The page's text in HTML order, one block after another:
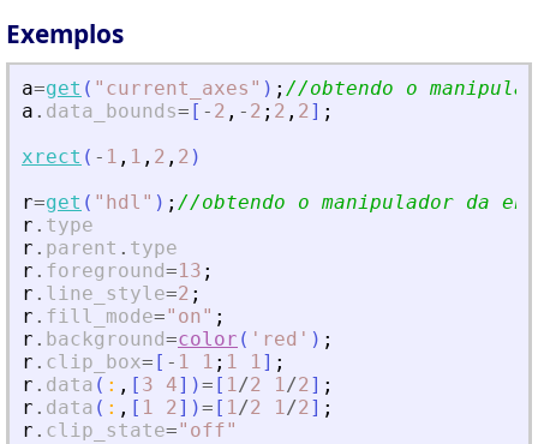
Exemplos
a=get ( " current_axes " ) ; //obtendo o
a . data_bounds= [ - 2 , - 2 ; 2 , 2] ;
xrect ( - 1 , 1 , 2 , 2 )
r=get ( " hdl " ) ; //obtendo o manipulador da
r . type
r . parent . type
r . foreground=13 ;
r . line_style=2 ;
r . fill_mode=" on" ;
r . background=color ( ' red ' ) ;
r . clip_box= [ - 1 1 ; 1 1] ;
r . data ( : , [ 3 4] )= [ 1/2 1/2] ;
r . data ( : , [ 1 2] )= [ 1/2 1/2] ;
r . clip_state=" off"